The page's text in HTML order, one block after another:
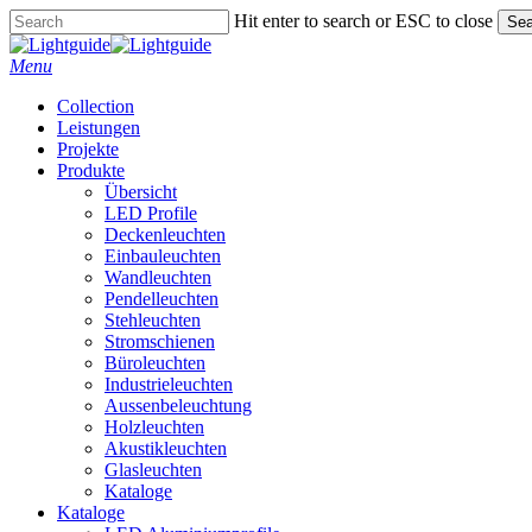
Skip
to
main
Hit enter to search or ESC to close
Close
Search
Menu
Collection
Leistungen
Projekte
Produkte
Übersicht
LED Profile
Deckenleuchten
Einbauleuchten
Wandleuchten
Pendelleuchten
Stehleuchten
Stromschienen
Büroleuchten
Industrieleuchten
Aussenbeleuchtung
Holzleuchten
Akustikleuchten
Glasleuchten
Kataloge
Kataloge